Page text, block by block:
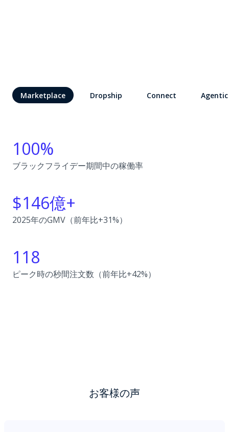
Marketplace Dropship Connect Agentic
100%
ブラックフライデー期間中の稼働率
$146億+
2025年のGMV（前年比+31%）
118
ピーク時の秒間注文数（前年比+42%）
お客様の声